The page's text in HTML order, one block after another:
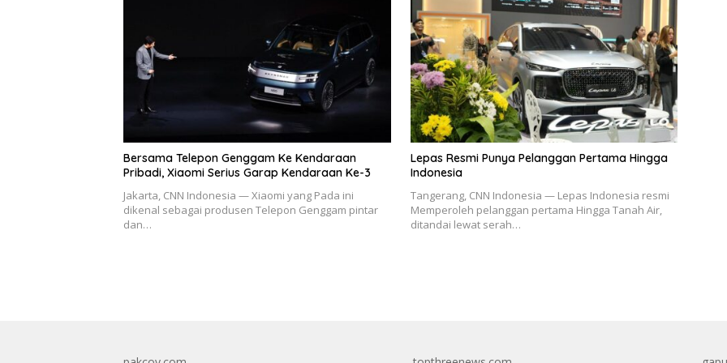
Bersama Telepon Genggam Ke Kendaraan
Pribadi, Xiaomi Serius Garap Kendaraan Ke-3
Jakarta, CNN Indonesia — Xiaomi yang Pada ini
dikenal sebagai produsen Telepon Genggam pintar
dan…
Lepas Resmi Punya Pelanggan Pertama Hingga
Indonesia
Tangerang, CNN Indonesia — Lepas Indonesia resmi
Memperoleh pelanggan pertama Hingga Tanah Air,
ditandai lewat serah…